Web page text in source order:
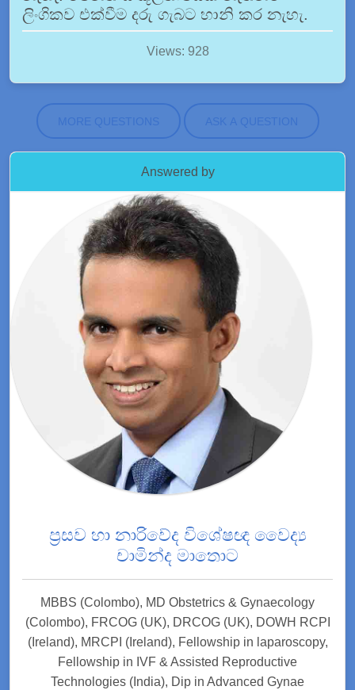
ලිංගිකව එක්වීම දරු ගැබට හානි කර නැහැ.
Views: 928
MORE QUESTIONS ASK A QUESTION
Answered by
ප්‍රසව හා නාරිවේද විශේෂඥ වෛද්‍ය
චාමින්ද මාතොට
MBBS (Colombo), MD Obstetrics & Gynaecology
(Colombo), FRCOG (UK), DRCOG (UK), DOWH RCPI
(Ireland), MRCPI (Ireland), Fellowship in laparoscopy,
Fellowship in IVF & Assisted Reproductive
Technologies (India), Dip in Advanced Gynae